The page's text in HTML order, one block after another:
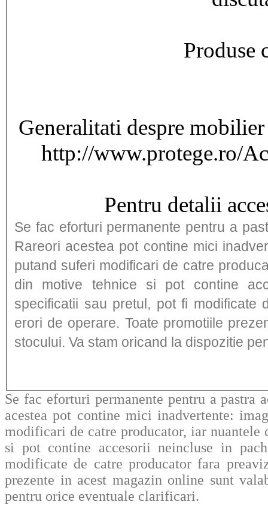
Produse
Generalitati despre
http://www.protege.ro/
Pentru detalii
Se fac eforturi permanente pentru a
Rareori acestea pot contine mici
putand suferi modificari de catre
din motive tehnice si pot contine
specificatii sau pretul, pot fi
erori de operare. Toate promotiile
stocului. Va stam oricand la dispozitie
Se fac eforturi permanente pentru a pastra
acestea pot contine mici inadvertente:
modificari de catre producator, iar
si pot contine accesorii neincluse in
modificate de catre producator fara
prezente in acest magazin online sunt
pentru orice eventuale clarificari.